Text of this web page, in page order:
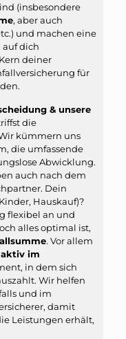
(insbesondere
, aber auch
und machen eine
auf dich
deiner
für
& unsere
die
kümmern uns
die umfassende
Abwicklung.
auch nach dem
Dein
Hauskauf)?
flexibel an und
alles optimal ist,
. Vor allem
im
in dem sich
Wir helfen
und im
damit
Leistungen erhält,